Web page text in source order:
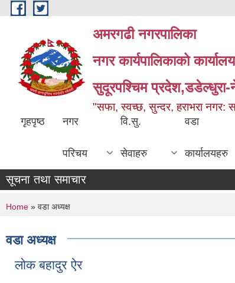
Skip to main content
अमरगढी नगरपालिका
नगर कार्यपालिकाको कार्यालय
सुदूरपश्चिम प्रदेश,डडेल्धुरा-
"सफा, स्वच्छ, सुन्दर, हराभरा नगर:
गृहपृष्ठ नगर
परिचय
वि.सु.
सेवाहरु
वडा
कार्यालयहरु
सूचना तथा समाचार
You are here
Home » वडा अध्यक्ष
वडा अध्यक्ष
लोक बहादुर ऐर